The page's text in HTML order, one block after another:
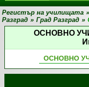
Регистър на училищата »
Разград » Град Разград »
ОСНОВНО
ОСНОВНО